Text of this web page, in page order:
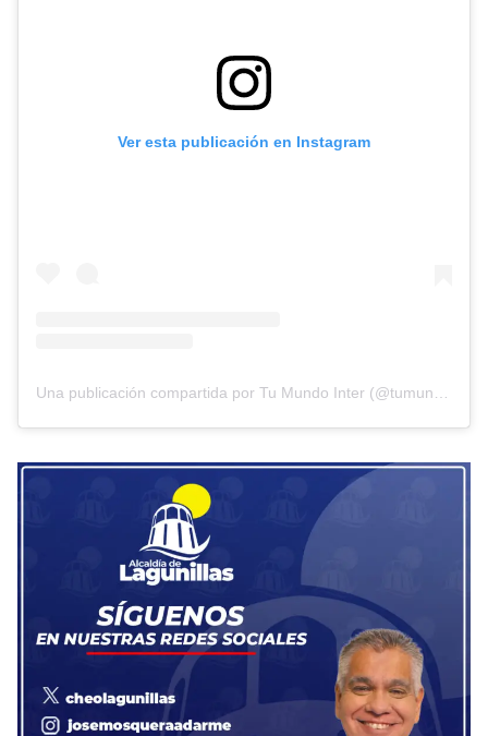
Ver esta publicación en Instagram
Una publicación compartida por Tu Mundo Inter (@tumundointer)